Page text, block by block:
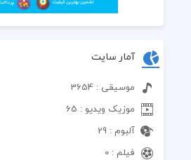
آمار سایت
موسیقی : 3654
موزیک ویدیو : 65
آلبوم : 29
فیلم : 0